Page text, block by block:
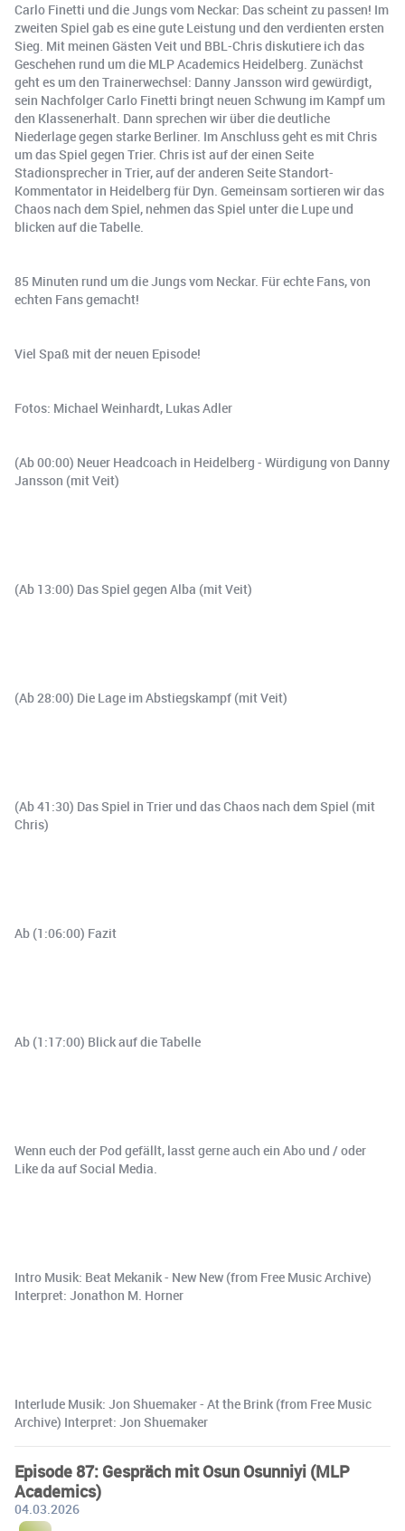
Carlo Finetti und die Jungs vom Neckar: Das scheint zu passen! Im
zweiten Spiel gab es eine gute Leistung und den verdienten ersten
Sieg. Mit meinen Gästen Veit und BBL-Chris diskutiere ich das
Geschehen rund um die MLP Academics Heidelberg. Zunächst
geht es um den Trainerwechsel: Danny Jansson wird gewürdigt,
sein Nachfolger Carlo Finetti bringt neuen Schwung im Kampf um
den Klassenerhalt. Dann sprechen wir über die deutliche
Niederlage gegen starke Berliner. Im Anschluss geht es mit Chris
um das Spiel gegen Trier. Chris ist auf der einen Seite
Stadionsprecher in Trier, auf der anderen Seite Standort-
Kommentator in Heidelberg für Dyn. Gemeinsam sortieren wir das
Chaos nach dem Spiel, nehmen das Spiel unter die Lupe und
blicken auf die Tabelle.
85 Minuten rund um die Jungs vom Neckar. Für echte Fans, von
echten Fans gemacht!
Viel Spaß mit der neuen Episode!
Fotos: Michael Weinhardt, Lukas Adler
(Ab 00:00) Neuer Headcoach in Heidelberg - Würdigung von Danny
Jansson (mit Veit)
(Ab 13:00) Das Spiel gegen Alba (mit Veit)
(Ab 28:00) Die Lage im Abstiegskampf (mit Veit)
(Ab 41:30) Das Spiel in Trier und das Chaos nach dem Spiel (mit
Chris)
Ab (1:06:00) Fazit
Ab (1:17:00) Blick auf die Tabelle
Wenn euch der Pod gefällt, lasst gerne auch ein Abo und / oder
Like da auf Social Media.
Intro Musik: Beat Mekanik - New New (from Free Music Archive)
Interpret: Jonathon M. Horner
Interlude Musik: Jon Shuemaker - At the Brink (from Free Music
Archive) Interpret: Jon Shuemaker
Episode 87: Gespräch mit Osun Osunniyi (MLP
Academics)
04.03.2026